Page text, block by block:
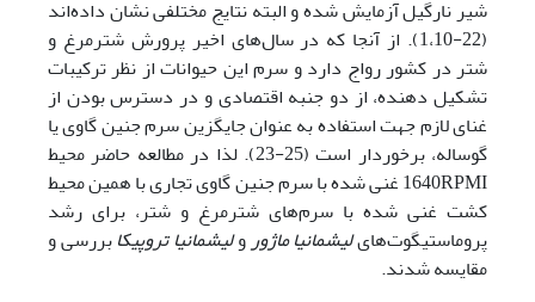
شیر نارگیل آزمایش شده و البته نتایج مختلفی نشان داده‌اند
(22-1،10). از آنجا که در سال‌‌های اخیر پرورش شترمرغ و
شتر در کشور رواج دارد و سرم این حیوانات از نظر ترکیبات
تشکیل دهنده، از دو جنبه اقتصادی و در دسترس بودن از
غنای لازم جهت استفاده به عنوان جایگزین سرم جنین گاوی یا
گوساله، برخوردار است (25-23). لذا در مطالعه حاضر محیط
1640RPMI غنی شده با سرم جنین گاوی تجاری با همین محیط
کشت غنی شده با سرم‌‌های شترمرغ و شتر، برای رشد
پروماستیگوت‌‌هایلیشمانیا ماژورولیشمانیا تروپیکابررسی و
مقایسه شدند.